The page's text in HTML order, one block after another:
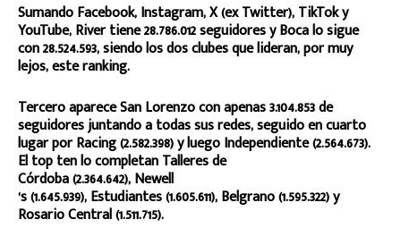
Sumando Facebook, Instagram, X (ex Twitter), TikTok y
YouTube, River tiene 28.786.012 seguidores y Boca lo sigue
con 28.524.593, siendo los dos clubes que lideran, por muy
lejos, este ranking.
Tercero aparece San Lorenzo con apenas 3.104.853 de
seguidores juntando a todas sus redes, seguido en cuarto
lugar por Racing (2.582.398) y luego Independiente (2.564.673).
El top ten lo completan Talleres de
Córdoba (2.364.642), Newell
‘s (1.645.939), Estudiantes (1.605.611), Belgrano (1.595.322) y
Rosario Central (1.511.715).